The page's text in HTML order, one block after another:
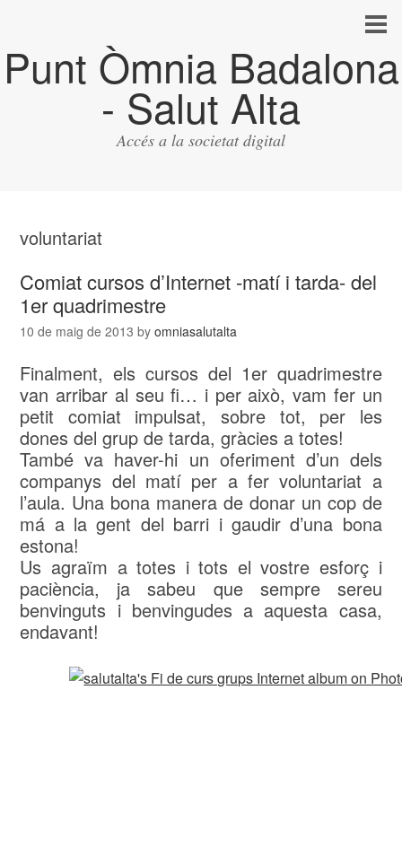
Punt Òmnia Badalona
- Salut Alta
Accés a la societat digital
voluntariat
Comiat cursos d’Internet -matí i tarda- del
1er quadrimestre
10 de maig de 2013 byomniasalutalta
Finalment, els cursos del 1er quadrimestre
van arribar al seu fi… i per això, vam fer un
petit comiat impulsat, sobre tot, per les
dones del grup de tarda, gràcies a totes!
També va haver-hi un oferiment d’un dels
companys del matí per a fer voluntariat a
l’aula. Una bona manera de donar un cop de
má a la gent del barri i gaudir d’una bona
estona!
Us agraïm a totes i tots el vostre esforç i
paciència, ja sabeu que sempre sereu
benvinguts i benvingudes a aquesta casa,
endavant!